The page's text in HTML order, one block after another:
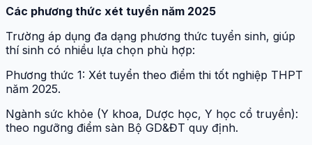
Các phương thức xét tuyển năm 2025
Trường áp dụng đa dạng phương thức tuyển sinh, giúp
thí sinh có nhiều lựa chọn phù hợp:
Phương thức 1: Xét tuyển theo điểm thi tốt nghiệp THPT
năm 2025.
Ngành sức khỏe (Y khoa, Dược học, Y học cổ truyền):
theo ngưỡng điểm sàn Bộ GD&ĐT quy định.